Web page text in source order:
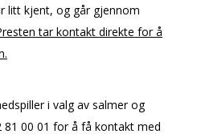
litt kjent, og går gjennom
tar kontakt direkte for å
i valg av salmer og
81 00 01 for å få kontakt med